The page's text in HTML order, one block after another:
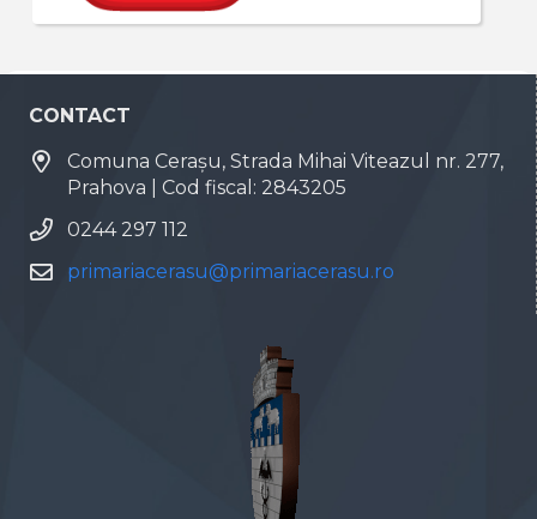
CONTACT
Comuna Cerașu, Strada Mihai Viteazul nr. 277,
Prahova | Cod fiscal: 2843205
0244 297 112
primariacerasu@primariacerasu.ro